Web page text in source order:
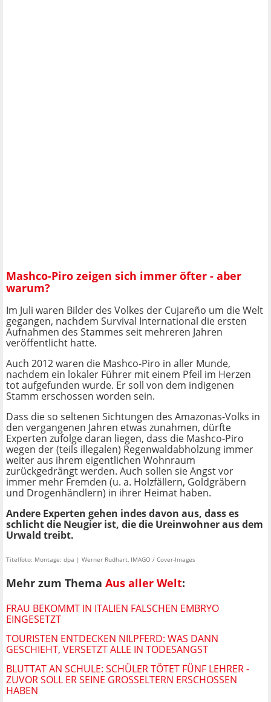
Mashco-Piro zeigen sich immer öfter - aber
warum?
Im Juli waren Bilder des Volkes der Cujareño um die Welt
gegangen, nachdem Survival International die ersten
Aufnahmen des Stammes seit mehreren Jahren
veröffentlicht hatte.
Auch 2012 waren die Mashco-Piro in aller Munde,
nachdem ein lokaler Führer mit einem Pfeil im Herzen
tot aufgefunden wurde. Er soll von dem indigenen
Stamm erschossen worden sein.
Dass die so seltenen Sichtungen des Amazonas-Volks in
den vergangenen Jahren etwas zunahmen, dürfte
Experten zufolge daran liegen, dass die Mashco-Piro
wegen der (teils illegalen) Regenwaldabholzung immer
weiter aus ihrem eigentlichen Wohnraum
zurückgedrängt werden. Auch sollen sie Angst vor
immer mehr Fremden (u. a. Holzfällern, Goldgräbern
und Drogenhändlern) in ihrer Heimat haben.
Andere Experten gehen indes davon aus, dass es
schlicht die Neugier ist, die die Ureinwohner aus dem
Urwald treibt.
Titelfoto: Montage: dpa | Werner Rudhart, IMAGO / Cover-Images
Mehr zum Thema Aus aller Welt:
FRAU BEKOMMT IN ITALIEN FALSCHEN EMBRYO
EINGESETZT
TOURISTEN ENTDECKEN NILPFERD: WAS DANN
GESCHIEHT, VERSETZT ALLE IN TODESANGST
BLUTTAT AN SCHULE: SCHÜLER TÖTET FÜNF LEHRER -
ZUVOR SOLL ER SEINE GROSSELTERN ERSCHOSSEN H
ABEN